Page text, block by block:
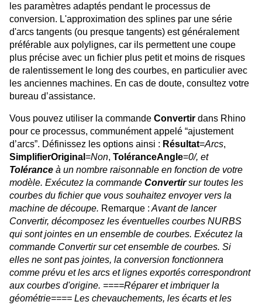
les paramètres adaptés pendant le processus de
conversion. L'approximation des splines par une série
d'arcs tangents (ou presque tangents) est généralement
préférable aux polylignes, car ils permettent une coupe
plus précise avec un fichier plus petit et moins de risques
de ralentissement le long des courbes, en particulier avec
les anciennes machines. En cas de doute, consultez votre
bureau d’assistance.
Vous pouvez utiliser la commande Convertir dans Rhino
pour ce processus, communément appelé “ajustement
d’arcs”. Définissez les options ainsi : Résultat=Arcs,
SimplifierOriginal =Non, ToléranceAngle=0/, et
Tolérance à un nombre raisonnable en fonction de votre
modèle. Exécutez la commande Convertirsur toutes les
courbes du fichier que vous souhaitez envoyer vers la
machine de découpe. Remarque : Avant de lancer
Convertir, décomposez les éventuelles courbes NURBS
qui sont jointes en un ensemble de courbes. Exécutez la
commande Convertir sur cet ensemble de courbes. Si
elles ne sont pas jointes, la conversion fonctionnera
comme prévu et les arcs et lignes exportés correspondront
aux courbes d'origine. ====Réparer et imbriquer la
géométrie==== Les chevauchements, les écarts et les